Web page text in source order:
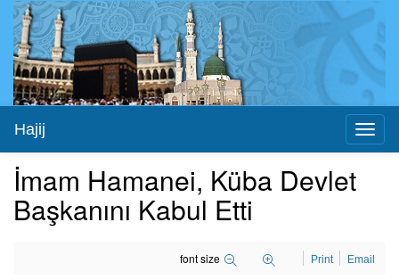
Hajij
İmam Hamanei, Küba Devlet
Başkanını Kabul Etti
font size Print Email